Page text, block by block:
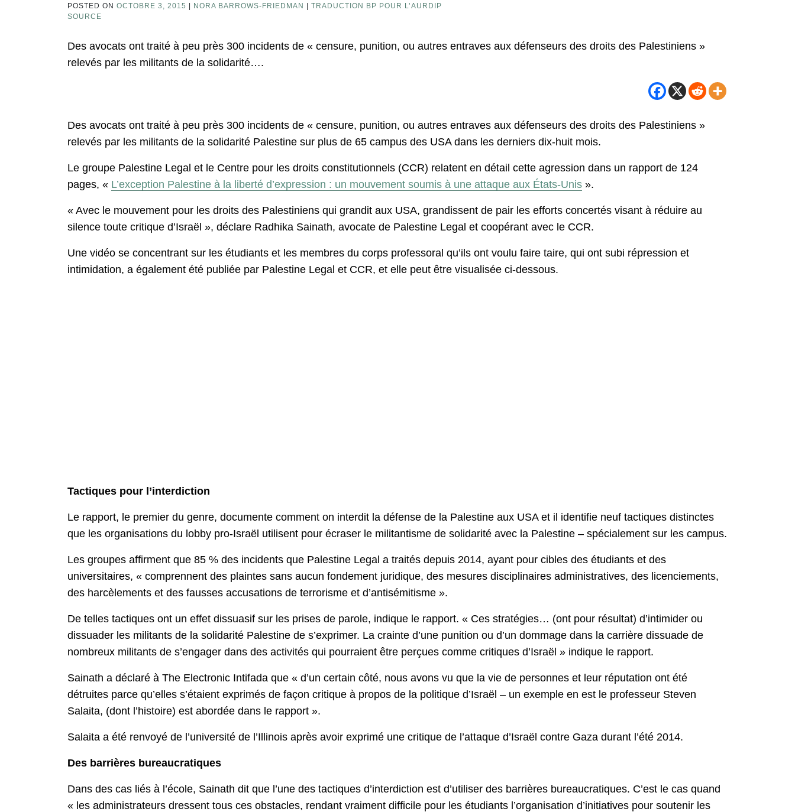
POSTED ON OCTOBRE 3, 2015 NORA BARROWS-FRIEDMAN
TRADUCTION BP POUR L’AURDIP
SOURCE
Des avocats ont traité à peu près 300 incidents de « censure, punition, ou autres entraves aux défenseurs des droits des Palestiniens »
relevés par les militants de la solidarité….
Des avocats ont traité à peu près 300 incidents de « censure, punition, ou autres entraves aux défenseurs des droits des Palestiniens »
relevés par les militants de la solidarité Palestine sur plus de 65 campus des USA dans les derniers dix-huit mois.
Le groupe Palestine Legal et le Centre pour les droits constitutionnels (CCR) relatent en détail cette agression dans un rapport de 124
pages, « L’exception Palestine à la liberté d’expression : un mouvement soumis à une attaque aux États-Unis ».
« Avec le mouvement pour les droits des Palestiniens qui grandit aux USA, grandissent de pair les efforts concertés visant à réduire au
silence toute critique d’Israël », déclare Radhika Sainath, avocate de Palestine Legal et coopérant avec le CCR.
Une vidéo se concentrant sur les étudiants et les membres du corps professoral qu’ils ont voulu faire taire, qui ont subi répression et
intimidation, a également été publiée par Palestine Legal et CCR, et elle peut être visualisée ci-dessous.
Tactiques pour l’interdiction
Le rapport, le premier du genre, documente comment on interdit la défense de la Palestine aux USA et il identifie neuf tactiques distinctes
que les organisations du lobby pro-Israël utilisent pour écraser le militantisme de solidarité avec la Palestine – spécialement sur les campus.
Les groupes affirment que 85 % des incidents que Palestine Legal a traités depuis 2014, ayant pour cibles des étudiants et des
universitaires, « comprennent des plaintes sans aucun fondement juridique, des mesures disciplinaires administratives, des licenciements,
des harcèlements et des fausses accusations de terrorisme et d’antisémitisme ».
De telles tactiques ont un effet dissuasif sur les prises de parole, indique le rapport. « Ces stratégies… (ont pour résultat) d’intimider ou
dissuader les militants de la solidarité Palestine de s’exprimer. La crainte d’une punition ou d’un dommage dans la carrière dissuade de
nombreux militants de s’engager dans des activités qui pourraient être perçues comme critiques d’Israël » indique le rapport.
Sainath a déclaré à The Electronic Intifada que « d’un certain côté, nous avons vu que la vie de personnes et leur réputation ont été
détruites parce qu’elles s’étaient exprimés de façon critique à propos de la politique d’Israël – un exemple en est le professeur Steven
Salaita, (dont l’histoire) est abordée dans le rapport ».
Salaita a été renvoyé de l’université de l’Illinois après avoir exprimé une critique de l’attaque d’Israël contre Gaza durant l’été 2014.
Des barrières bureaucratiques
Dans des cas liés à l’école, Sainath dit que l’une des tactiques d’interdiction est d’utiliser des barrières bureaucratiques. C’est le cas quand
« les administrateurs dressent tous ces obstacles, rendant vraiment difficile pour les étudiants l’organisation d’initiatives pour soutenir les